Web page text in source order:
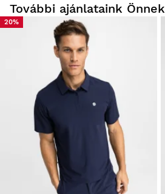
További ajánlataink Önnek
20%